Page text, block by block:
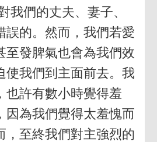
我們的丈夫、妻子、
誤的。然而，我們若愛
至發脾氣也會為我們效
使我們到主面前去。我
也許有數小時覺得羞
因為我們覺得太羞愧而
，至終我們對主強烈的